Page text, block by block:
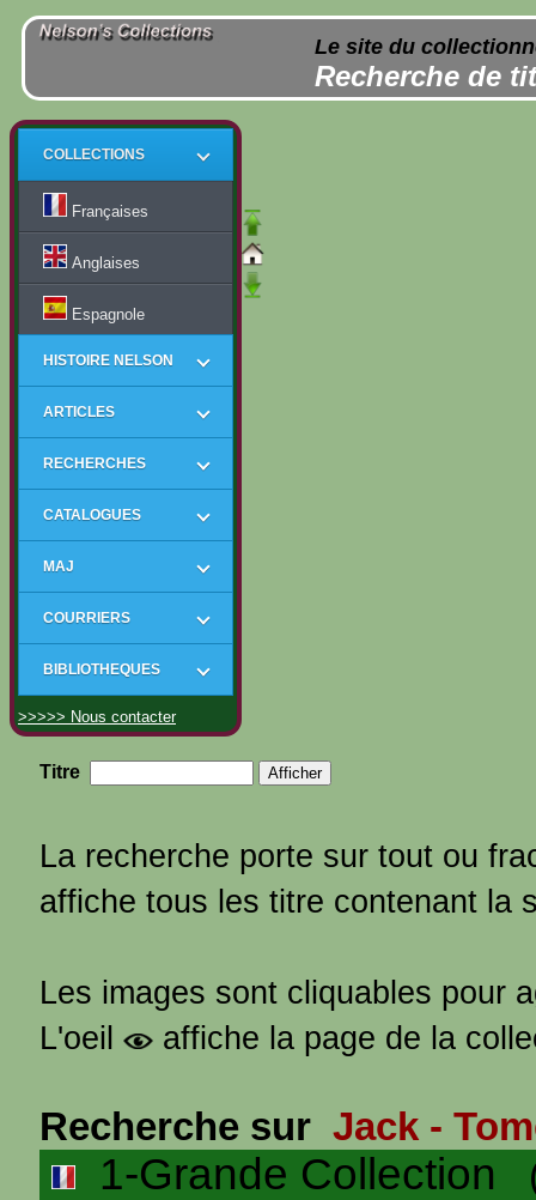
Le site du
Recherche de
COLLECTIONS
Françaises
Anglaises
Espagnole
HISTOIRE NELSON
ARTICLES
RECHERCHES
CATALOGUES
MAJ
COURRIERS
BIBLIOTHEQUES
>>>>> Nous contacter
Titre
La recherche porte sur tout ou
affiche tous les titre contenant la
Les images sont cliquables pour
L'oeil
affiche la page de la
Recherche sur Jack -
1-Grande Collection